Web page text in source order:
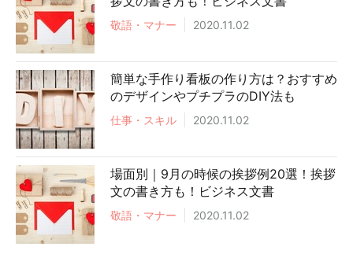
敬語・マナー 2020.11.02
簡単な手作り看板の作り方は？おすすめ
のデザインやプチプラのDIY法も
仕事・スキル 2020.11.02
場面別｜9月の時候の挨拶例20選！挨拶
文の書き方も！ビジネス文書
敬語・マナー 2020.11.02